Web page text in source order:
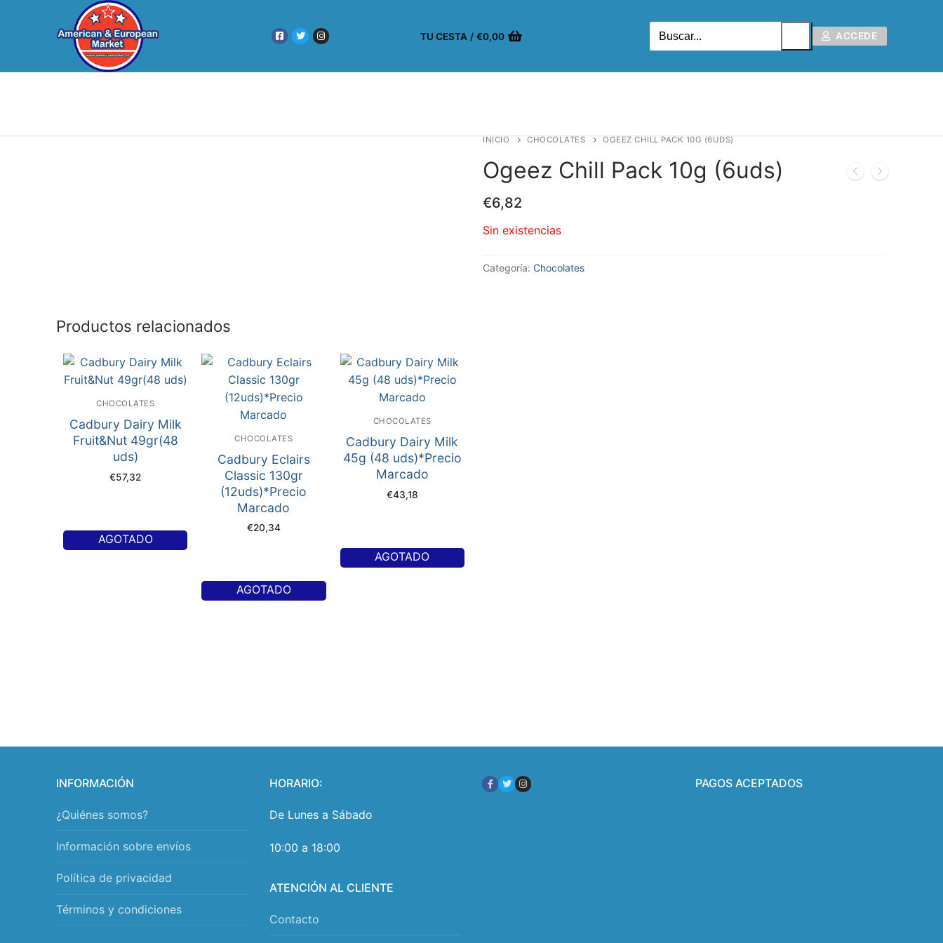
TU CESTA / €0,00 ACCEDE
INICIO CHOCOLATES OGEEZ CHILL PACK 10G (6UDS)
Ogeez Chill Pack 10g (6uds)
€6,82
Sin existencias
Categoría: Chocolates
Productos relacionados
CHOCOLATES
Cadbury Dairy Milk
Fruit&Nut 49gr(48
uds)
€57,32
AGOTADO
CHOCOLATES
Cadbury Eclairs
Classic 130gr
(12uds)*Precio
Marcado
€20,34
AGOTADO
CHOCOLATES
Cadbury Dairy Milk
45g (48 uds)*Precio
Marcado
€43,18
AGOTADO
INFORMACIÓN
¿Quiénes somos?
Información sobre envíos
Política de privacidad
Términos y condiciones
HORARIO:
De Lunes a Sábado
10:00 a 18:00
ATENCIÓN AL CLIENTE
Contacto
PAGOS ACEPTADOS